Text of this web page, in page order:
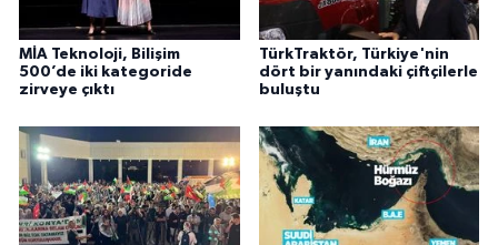
MİA Teknoloji, Bilişim
500’de iki kategoride
zirveye çıktı
TürkTraktör, Türkiye'nin
dört bir yanındaki çiftçilerle
buluştu